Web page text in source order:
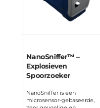
NanoSniffer™ –
Explosieven
Spoorzoeker
NanoSniffer is een
microsensor-gebaseerde,